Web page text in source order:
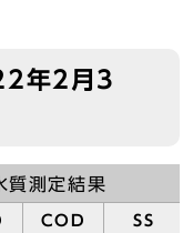
年2月3
質測定結果
COD
SS